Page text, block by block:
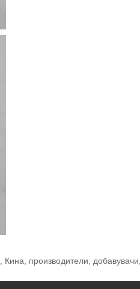
производители, добавувачи,